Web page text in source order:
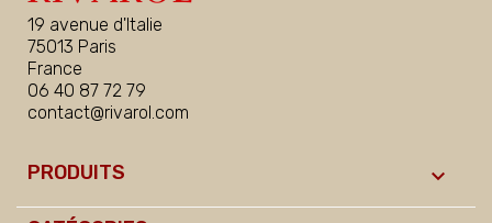
19 avenue d'Italie
75013 Paris
France
06 40 87 72 79
contact@rivarol.com
PRODUITS 